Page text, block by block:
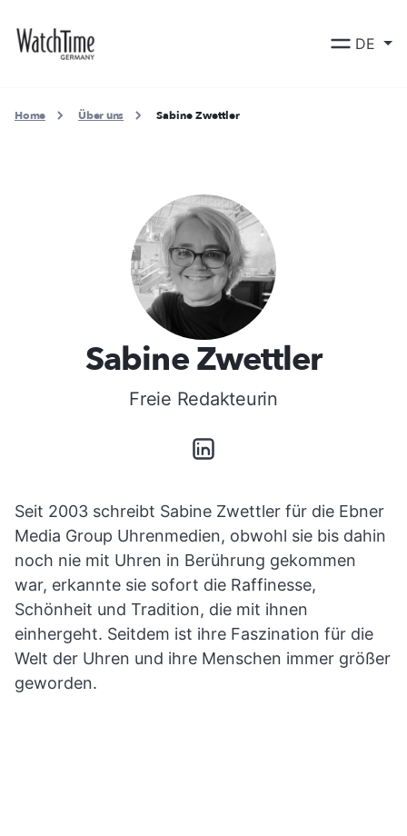
DE
Home Über uns Sabine Zwettler
Sabine Zwettler
Freie Redakteurin
Seit 2003 schreibt Sabine Zwettler für die Ebner
Media Group Uhrenmedien, obwohl sie bis dahin
noch nie mit Uhren in Berührung gekommen
war, erkannte sie sofort die Raffinesse,
Schönheit und Tradition, die mit ihnen
einhergeht. Seitdem ist ihre Faszination für die
Welt der Uhren und ihre Menschen immer größer
geworden.